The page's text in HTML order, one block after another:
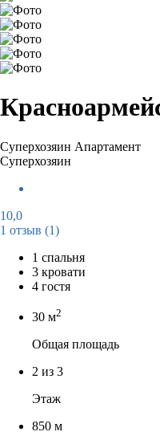
Суперхозяин Апартамент
Суперхозяин
10,0
1 отзыв (1)
1 спальня
3 кровати
4 гостя
30 м2
Общая площадь
2 из 3
Этаж
850 м